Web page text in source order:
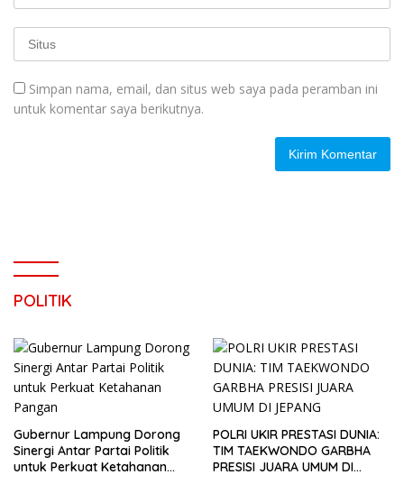
Simpan nama, email, dan situs web saya pada peramban ini
untuk komentar saya berikutnya.
POLITIK
Gubernur Lampung Dorong
Sinergi Antar Partai Politik
untuk Perkuat Ketahanan
POLRI UKIR PRESTASI DUNIA:
TIM TAEKWONDO GARBHA
PRESISI JUARA UMUM DI